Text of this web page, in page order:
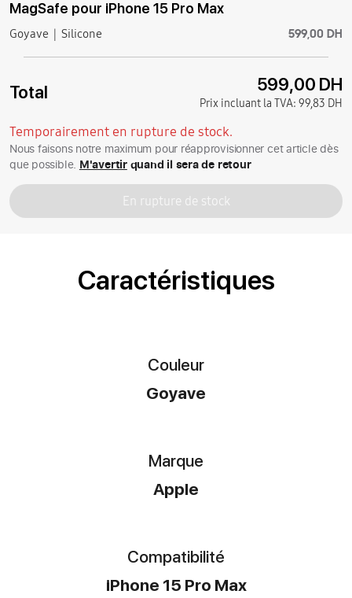
MagSafe pour iPhone 15 Pro Max
Goyave Silicone 599,00 DH
Total 599,00 DH
Prix incluant la TVA: 99,83 DH
Temporairement en rupture de stock.
Nous faisons notre maximum pour réapprovisionner cet article dès
que possible. M'avertirquand il sera de retour
En rupture de stock
Caractéristiques
Couleur
Goyave
Marque
Apple
Compatibilité
iPhone 15 Pro Max